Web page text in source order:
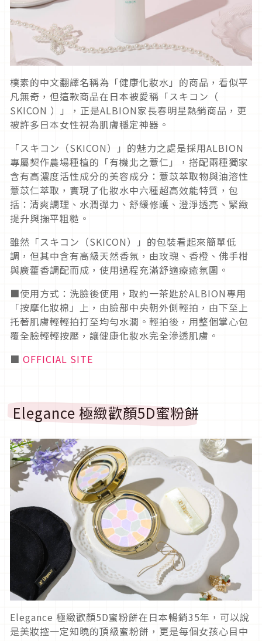
樸素的中文翻譯名稱為「健康化妝水」的商品，看似平
凡無奇，但這款商品在日本被愛稱「スキコン（
SKICON ）」，正是ALBION家長春明星熱銷商品，更
被許多日本女性視為肌膚穩定神器。
「スキコン（SKICON）」的魅力之處是採用ALBION
專屬契作農場種植的「有機北之薏仁」，搭配兩種獨家
含有高濃度活性成分的美容成分：薏苡萃取物與油溶性
薏苡仁萃取，實現了化妝水中六種超高效能特質，包
括：清爽調理、水潤彈力、舒緩修護、澄淨透亮、緊緻
提升與撫平粗糙。
雖然「スキコン（SKICON）」的包裝看起來簡單低
調，但其中含有高級天然香氛，由玫瑰、香橙、佛手柑
與廣藿香調配而成，使用過程充滿舒適療癒氛圍。
■使用方式：洗臉後使用，取約一茶匙於ALBION專用
「按摩化妝棉」上，由臉部中央朝外側輕拍，由下至上
托著肌膚輕輕拍打至均勻水潤。輕拍後，用整個掌心包
覆全臉輕輕按壓，讓健康化妝水完全滲透肌膚。
■ OFFICIAL SITE
Elegance 極緻歡顏5D蜜粉餅
Elegance 極緻歡顏5D蜜粉餅在日本暢銷35年，可以說
是美妝控一定知曉的頂級蜜粉餅，更是每個女孩心目中